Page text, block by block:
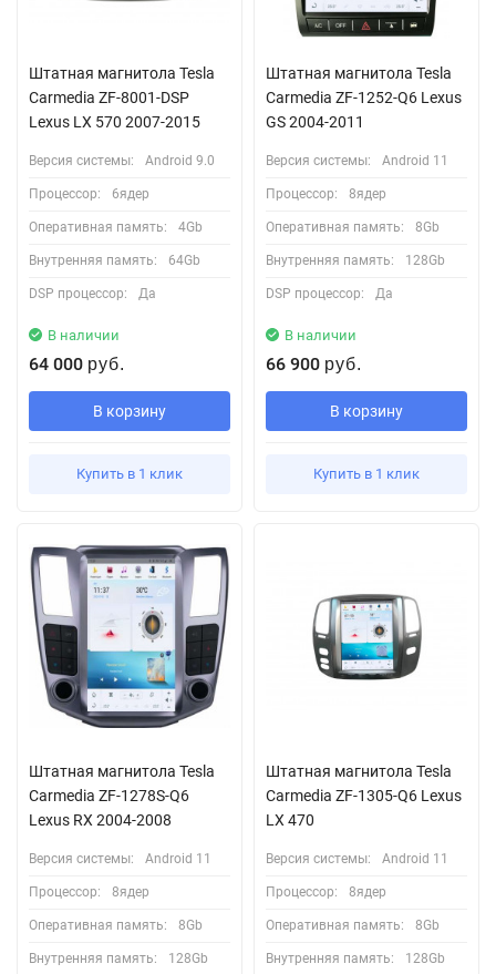
Штатная магнитола Tesla
Carmedia ZF-8001-DSP
Lexus LX 570 2007-2015
Версия системы: Android 9.0
Процессор: 6ядер
Оперативная память: 4Gb
Внутренняя память: 64Gb
DSP процессор: Да
В наличии
64 000 руб.
В корзину
Купить в 1 клик
Штатная магнитола Tesla
Carmedia ZF-1252-Q6 Lexus
GS 2004-2011
Версия системы: Android 11
Процессор: 8ядер
Оперативная память: 8Gb
Внутренняя память: 128Gb
DSP процессор: Да
В наличии
66 900 руб.
В корзину
Купить в 1 клик
Штатная магнитола Tesla
Carmedia ZF-1278S-Q6
Lexus RX 2004-2008
Версия системы: Android 11
Процессор: 8ядер
Оперативная память: 8Gb
Внутренняя память: 128Gb
Штатная магнитола Tesla
Сarmedia ZF-1305-Q6 Lexus
LX 470
Версия системы: Android 11
Процессор: 8ядер
Оперативная память: 8Gb
Внутренняя память: 128Gb